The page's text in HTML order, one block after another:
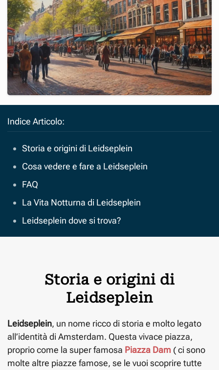
Indice Articolo:
Storia e origini di Leidseplein
Cosa vedere e fare a Leidseplein
FAQ
La Vita Notturna di Leidseplein
Leidseplein dove si trova?
Storia e origini di
Leidseplein
Leidseplein, un nome ricco di storia e molto legato
all’identità di Amsterdam. Questa vivace piazza,
proprio come la super famosa Piazza Dam ( ci sono
molte altre piazze famose, se le vuoi scoprire tutte